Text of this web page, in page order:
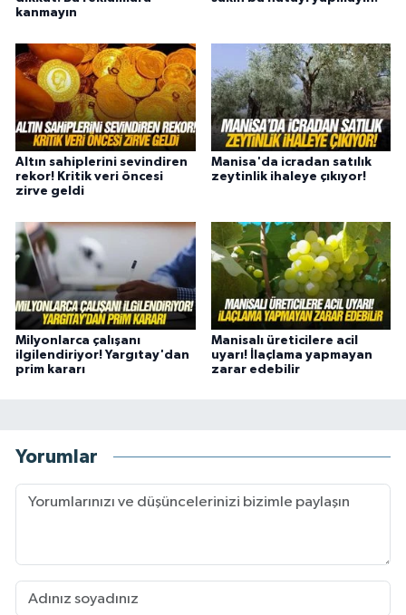
kanmayın
Altın sahiplerini sevindiren
rekor! Kritik veri öncesi
zirve geldi
Manisa'da icradan satılık
zeytinlik ihaleye çıkıyor!
Milyonlarca çalışanı
ilgilendiriyor! Yargıtay'dan
prim kararı
Manisalı üreticilere acil
uyarı! İlaçlama yapmayan
zarar edebilir
Yorumlar